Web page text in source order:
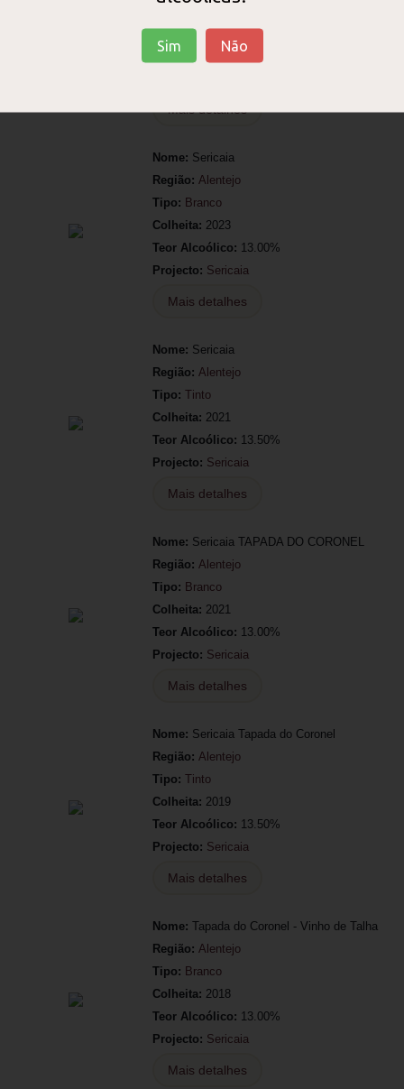
Colheita: 2019
Teor Alcoólico: 12.50%
Mais detalhes
Nome: Sericaia
Região: Alentejo
Tipo: Branco
Colheita: 2023
Teor Alcoólico: 13.00%
Projecto: Sericaia
Mais detalhes
Nome: Sericaia
Região: Alentejo
Tipo: Tinto
Colheita: 2021
Teor Alcoólico: 13.50%
Projecto: Sericaia
Mais detalhes
Nome: Sericaia TAPADA DO CORONEL
Região: Alentejo
Tipo: Branco
Colheita: 2021
Teor Alcoólico: 13.00%
Projecto: Sericaia
Mais detalhes
Nome: Sericaia Tapada do Coronel
Região: Alentejo
Tipo: Tinto
Colheita: 2019
Teor Alcoólico: 13.50%
Projecto: Sericaia
Mais detalhes
Nome: Tapada do Coronel - Vinho de Talha
Região: Alentejo
Tipo: Branco
Colheita: 2018
Teor Alcoólico: 13.00%
Projecto: Sericaia
Mais detalhes
Sim Não